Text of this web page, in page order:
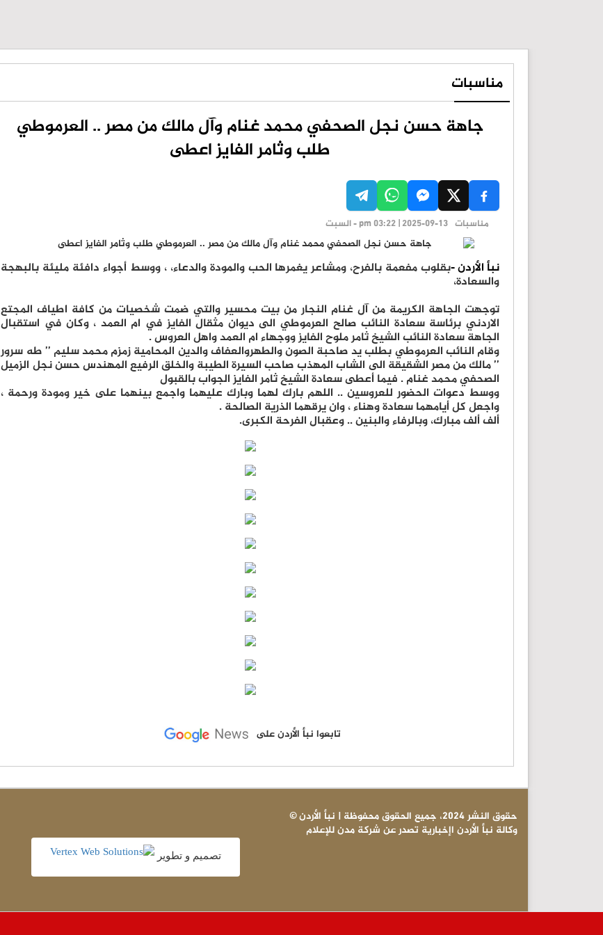
مناسبات
جاهة حسن نجل الصحفي محمد غنام وآل مالك من مصر .. العرموطي
طلب وثامر الفايز اعطى
مناسبات pm 03:22 | 2025-09-13 - السبت
نبأ الأردن -بقلوب مفعمة بالفرح، ومشاعر يغمرها الحب والمودة والدعاء، ، ووسط أجواء دافئة مليئة بالبهجة
والسعادة،
توجهت الجاهة الكريمة من آل غنام النجار من بيت محسير والتي ضمت شخصيات من كافة اطياف المجتع
الاردني برئاسة سعادة النائب صالح العرموطي الى ديوان مثقال الفايز في ام العمد ، وكان في استقبال
الجاهة سعادة النائب الشيخ ثامر ملوح الفايز ووجهاء ام العمد واهل العروس .
وقام النائب العرموطي بطلب يد صاحبة الصون والطهروالعفاف والدين المحامية زمزم محمد سليم ’’ طه سرور
’’ مالك من مصر الشقيقة الى الشاب المهذب صاحب السيرة الطيبة والخلق الرفيع المهندس حسن نجل الزميل
الصحفي محمد غنام . فيما أعطى سعادة الشيخ ثامر الفايز الجواب بالقبول
ووسط دعوات الحضور للعروسين .. اللهم بارك لهما وبارك عليهما واجمع بينهما على خير ومودة ورحمة ،
واجعل كل أيامهما سعادة وهناء ، وان يرقهما الذرية الصالحة .
ألف ألف مبارك، وبالرفاء والبنين .. وعقبال الفرحة الكبرى.
تابعوا نبأ الأردن على
© حقوق النشر 2024، جميع الحقوق محفوظة | نبأ الأردن
وكالة نبأ الأردن اإخبارية تصدر عن شركة مدن للإعلام
تصميم و تطوير